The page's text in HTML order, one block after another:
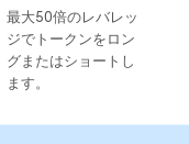
最大50倍のレバレッ
ジでトークンをロン
グまたはショートし
ます。